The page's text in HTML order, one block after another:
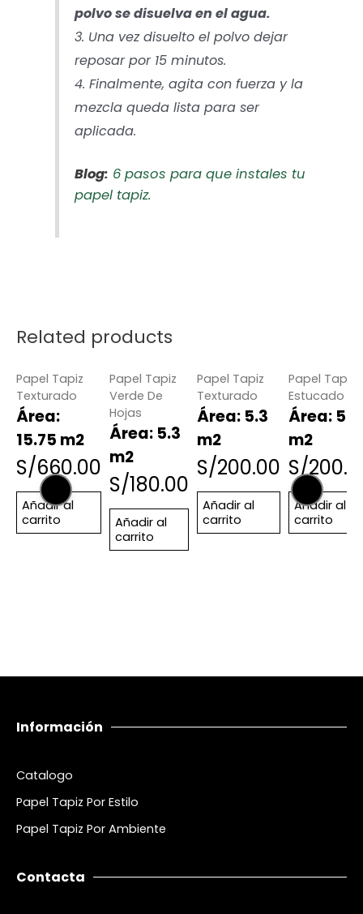
polvo se disuelva en el agua.
3. Una vez disuelto el polvo dejar
reposar por 15 minutos.
4. Finalmente, agita con fuerza y la
mezcla queda lista para ser
aplicada.
Blog: 6 pasos para que instales tu
papel tapiz.
Related products
Papel Tapiz
Texturado
Área:
15.75 m2
S/660.00
Añadir al
carrito
Papel Tapiz
Verde De
Hojas
Área: 5.3
m2
S/180.00
Añadir al
carrito
Papel Tapiz
Texturado
Área: 5.3
m2
S/200.00
Añadir al
carrito
Papel Tapiz
Estucado
Área: 5.3
m2
S/
Añadir al
carrito
Información
Catalogo
Papel Tapiz Por Estilo
Papel Tapiz Por Ambiente
Contacta